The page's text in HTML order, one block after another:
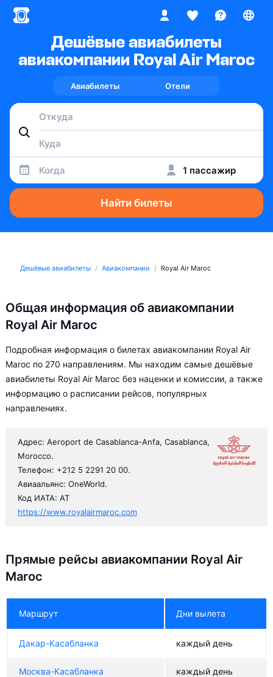
Дешёвые авиабилеты
авиакомпании Royal Air Maroc
Авиабилеты Отели
Когда 1 пассажир
Найти билеты
Дешёвые авиабилеты Авиакомпании Royal Air Maroc
Общая информация об авиакомпании
Royal Air Maroc
Подробная информация о билетах авиакомпании Royal Air
Maroc по 270 направлениям. Мы находим самые дешёвые
авиабилеты Royal Air Maroc без наценки и комиссии, а также
информацию о расписании рейсов, популярных
направлениях.
Адрес: Aeroport de Casablanca-Anfa, Casablanca,
Morocco.
Телефон: +212 5 2291 20 00.
Авиаальянс: OneWorld.
Код ИАТА: AT
https://www.royalairmaroc.com
Прямые рейсы авиакомпании Royal Air
Maroc
Маршрут Дни вылета
Дакар-Касабланка каждый день
Москва-Касабланка каждый день